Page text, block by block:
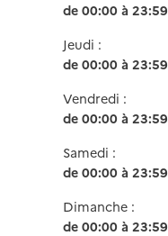
de 00:00 à 23:59
Jeudi :
de 00:00 à 23:59
Vendredi :
de 00:00 à 23:59
Samedi :
de 00:00 à 23:59
Dimanche :
de 00:00 à 23:59